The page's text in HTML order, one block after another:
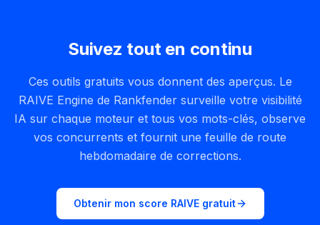
Suivez tout en continu
Ces outils gratuits vous donnent des aperçus. Le
RAIVE Engine de Rankfender surveille votre visibilité
IA sur chaque moteur et tous vos mots-clés, observe
vos concurrents et fournit une feuille de route
hebdomadaire de corrections.
Obtenir mon score RAIVE gratuit